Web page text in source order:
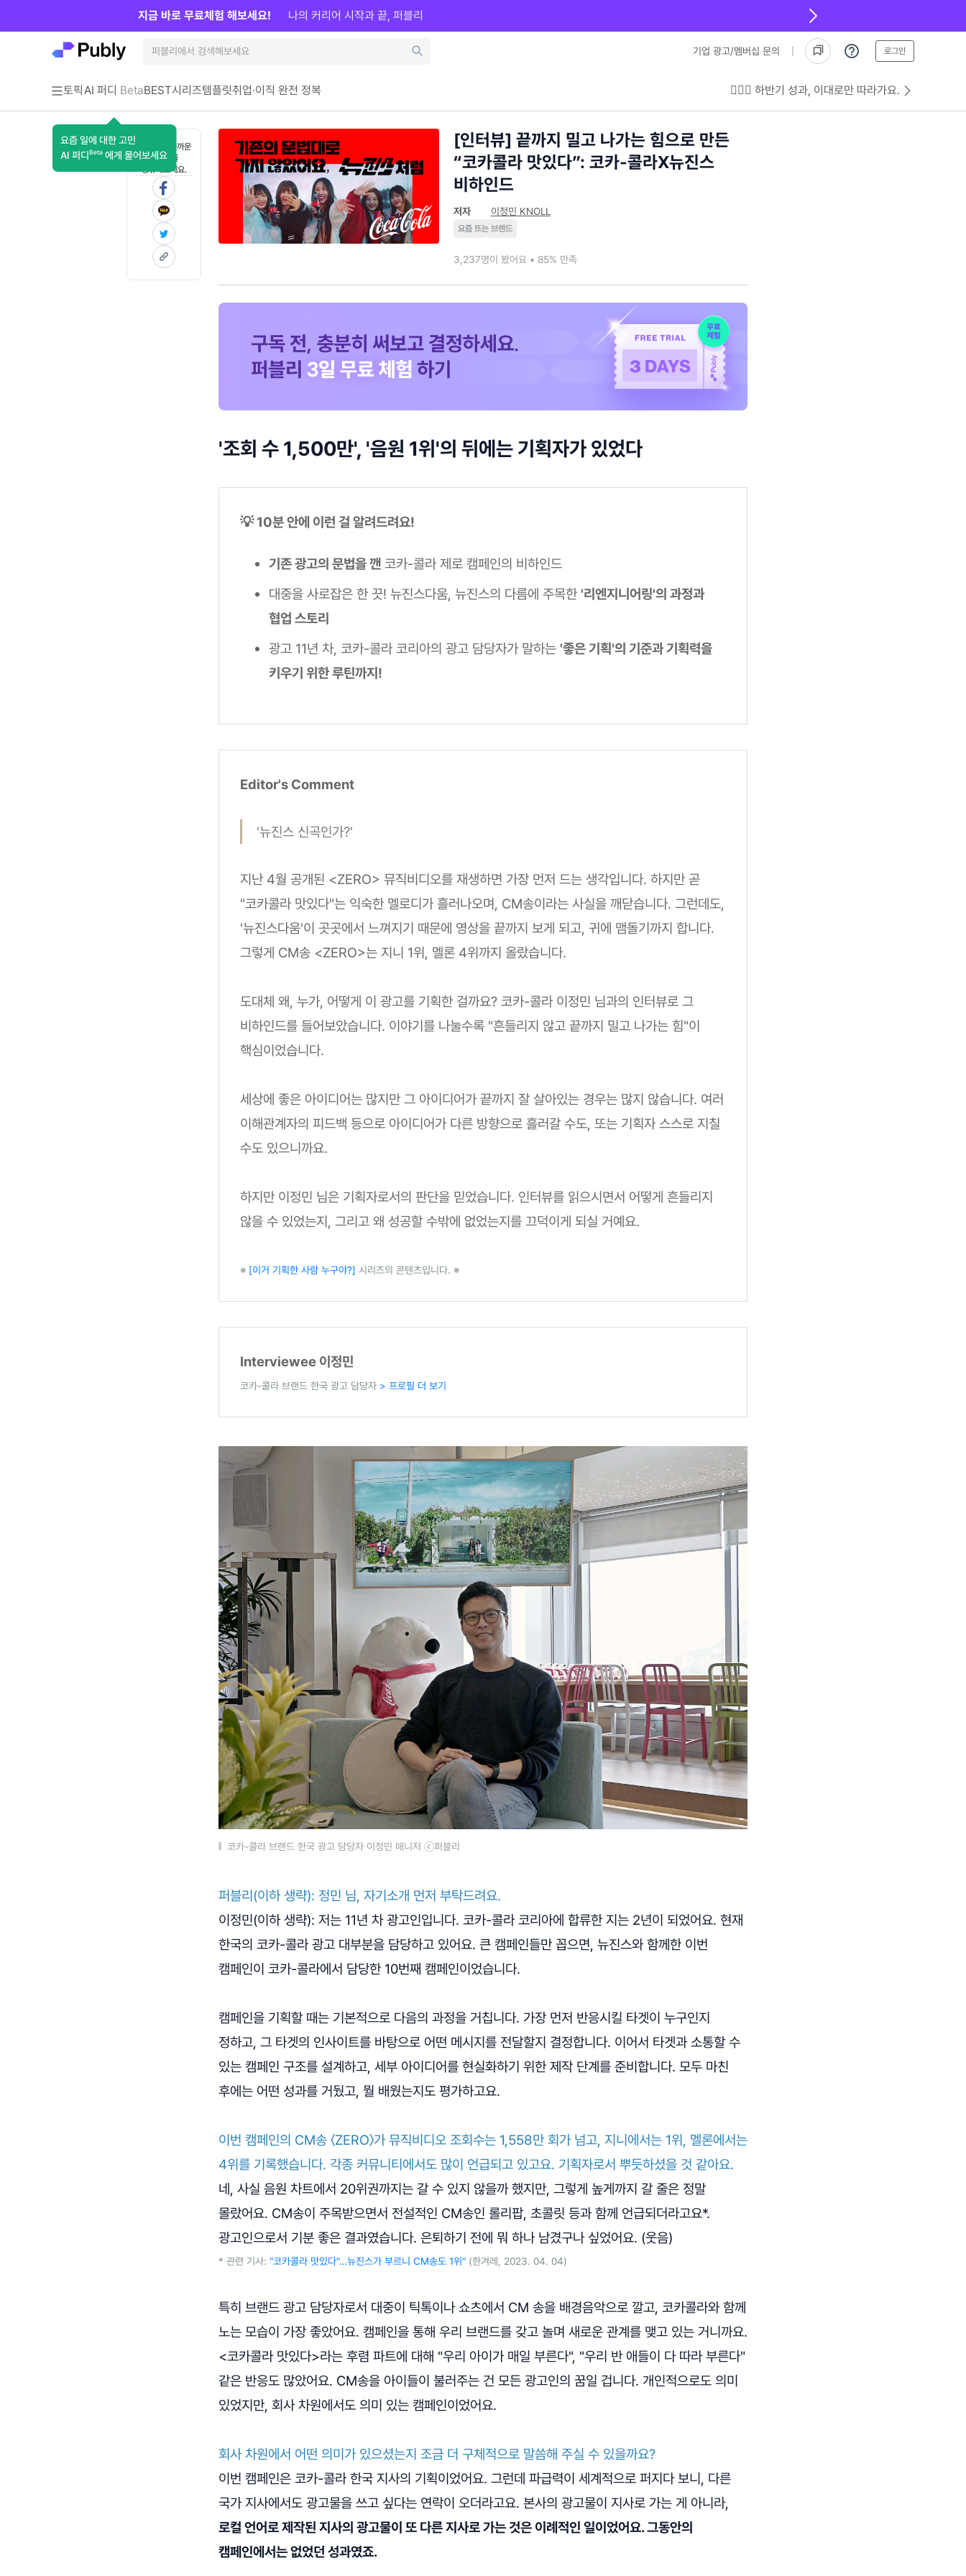
기업 광고/멤버십 문의 로그인
토픽AI 퍼디 Beta
요즘 일에 대한 고민
AI 퍼디 Beta 에게 물어보세요
BEST시리즈템플릿취업·이직 완전 정복 💁🏻‍♂️ 하반기 성과, 이대로만 따라가요.
지금 바로 무료체험 해보세요! 나의 커리어 시작과 끝, 퍼블리
혼자 보기 아까운
콘텐츠를
공유해보세요.
[인터뷰] 끝까지 밀고 나가는 힘으로 만든
“코카콜라 맛있다”: 코카-콜라X뉴진스
비하인드
저자 이정민 KNOLL
요즘 뜨는 브랜드
3,237명이 봤어요 • 85% 만족
'조회 수 1,500만', '음원 1위'의 뒤에는 기획자가 있었다
💡 10분 안에 이런 걸 알려드려요!
기존 광고의 문법을 깬 코카-콜라 제로 캠페인의 비하인드
대중을 사로잡은 한 끗! 뉴진스다움, 뉴진스의 다름에 주목한 '리엔지니어링'의 과정과
협업 스토리
광고 11년 차, 코카-콜라 코리아의 광고 담당자가 말하는 '좋은 기획'의 기준과 기획력을
키우기 위한 루틴까지!
Editor's Comment
'뉴진스 신곡인가?'
지난 4월 공개된 <ZERO> 뮤직비디오를 재생하면 가장 먼저 드는 생각입니다. 하지만 곧
"코카콜라 맛있다"는 익숙한 멜로디가 흘러나오며, CM송이라는 사실을 깨닫습니다. 그런데도,
'뉴진스다움'이 곳곳에서 느껴지기 때문에 영상을 끝까지 보게 되고, 귀에 맴돌기까지 합니다.
그렇게 CM송 <ZERO>는 지니 1위, 멜론 4위까지 올랐습니다.
도대체 왜, 누가, 어떻게 이 광고를 기획한 걸까요? 코카-콜라 이정민 님과의 인터뷰로 그
비하인드를 들어보았습니다. 이야기를 나눌수록 "흔들리지 않고 끝까지 밀고 나가는 힘"이
핵심이었습니다.
세상에 좋은 아이디어는 많지만 그 아이디어가 끝까지 잘 살아있는 경우는 많지 않습니다. 여러
이해관계자의 피드백 등으로 아이디어가 다른 방향으로 흘러갈 수도, 또는 기획자 스스로 지칠
수도 있으니까요.
하지만 이정민 님은 기획자로서의 판단을 믿었습니다. 인터뷰를 읽으시면서 어떻게 흔들리지
않을 수 있었는지, 그리고 왜 성공할 수밖에 없었는지를 끄덕이게 되실 거예요.
※ [이거 기획한 사람 누구야?] 시리즈의 콘텐츠입니다. ※
Interviewee 이정민
코카-콜라 브랜드 한국 광고 담당자 > 프로필 더 보기
코카-콜라 브랜드 한국 광고 담당자 이정민 매니저 ⓒ퍼블리
퍼블리(이하 생략): 정민 님, 자기소개 먼저 부탁드려요.
이정민(이하 생략): 저는 11년 차 광고인입니다. 코카-콜라 코리아에 합류한 지는 2년이 되었어요. 현재
한국의 코카-콜라 광고 대부분을 담당하고 있어요. 큰 캠페인들만 꼽으면, 뉴진스와 함께한 이번
캠페인이 코카-콜라에서 담당한 10번째 캠페인이었습니다.
캠페인을 기획할 때는 기본적으로 다음의 과정을 거칩니다. 가장 먼저 반응시킬 타겟이 누구인지
정하고, 그 타겟의 인사이트를 바탕으로 어떤 메시지를 전달할지 결정합니다. 이어서 타겟과 소통할 수
있는 캠페인 구조를 설계하고, 세부 아이디어를 현실화하기 위한 제작 단계를 준비합니다. 모두 마친
후에는 어떤 성과를 거뒀고, 뭘 배웠는지도 평가하고요.
이번 캠페인의 CM송 〈ZERO〉가 뮤직비디오 조회수는 1,558만 회가 넘고, 지니에서는 1위, 멜론에서는
4위를 기록했습니다. 각종 커뮤니티에서도 많이 언급되고 있고요. 기획자로서 뿌듯하셨을 것 같아요.
네, 사실 음원 차트에서 20위권까지는 갈 수 있지 않을까 했지만, 그렇게 높게까지 갈 줄은 정말
몰랐어요. CM송이 주목받으면서 전설적인 CM송인 롤리팝, 초콜릿 등과 함께 언급되더라고요*.
광고인으로서 기분 좋은 결과였습니다. 은퇴하기 전에 뭐 하나 남겼구나 싶었어요. (웃음)
* 관련 기사: "코카콜라 맛있다"…뉴진스가 부르니 CM송도 1위" (한겨레, 2023. 04. 04)
특히 브랜드 광고 담당자로서 대중이 틱톡이나 쇼츠에서 CM 송을 배경음악으로 깔고, 코카콜라와 함께
노는 모습이 가장 좋았어요. 캠페인을 통해 우리 브랜드를 갖고 놀며 새로운 관계를 맺고 있는 거니까요.
<코카콜라 맛있다>라는 후렴 파트에 대해 "우리 아이가 매일 부른다", "우리 반 애들이 다 따라 부른다"
같은 반응도 많았어요. CM송을 아이들이 불러주는 건 모든 광고인의 꿈일 겁니다. 개인적으로도 의미
있었지만, 회사 차원에서도 의미 있는 캠페인이었어요.
회사 차원에서 어떤 의미가 있으셨는지 조금 더 구체적으로 말씀해 주실 수 있을까요?
이번 캠페인은 코카-콜라 한국 지사의 기획이었어요. 그런데 파급력이 세계적으로 퍼지다 보니, 다른
국가 지사에서도 광고물을 쓰고 싶다는 연락이 오더라고요. 본사의 광고물이 지사로 가는 게 아니라,
로컬 언어로 제작된 지사의 광고물이 또 다른 지사로 가는 것은 이례적인 일이었어요. 그동안의
캠페인에서는 없었던 성과였죠.